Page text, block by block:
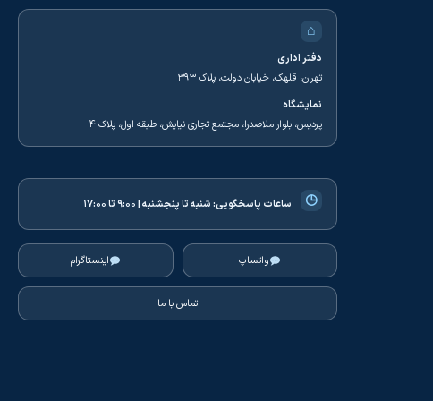
⌂
دفتر اداری
تهران، قلهک، خیابان دولت، پلاک ۳۹۳
نمایشگاه
پردیس، بلوار ملاصدرا، مجتمع تجاری نیایش، طبقه اول، پلاک ۴
◷ ساعات پاسخگویی:شنبه تا پنجشنبه | ۹:۰۰ تا ۱۷:۰۰
واتساپ اینستاگرام
تماس با ما